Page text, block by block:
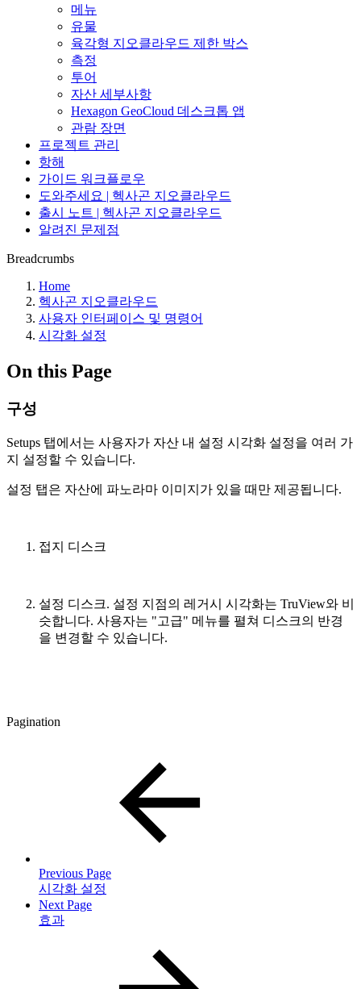
메뉴
유물
육각형 지오클라우드 제한 박스
측정
투어
자산 세부사항
Hexagon GeoCloud 데스크톱 앱
관람 장면
프로젝트 관리
항해
가이드 워크플로우
도와주세요 | 헥사곤 지오클라우드
출시 노트 | 헥사곤 지오클라우드
알려진 문제점
Breadcrumbs
Home
헥사곤 지오클라우드
사용자 인터페이스 및 명령어
시각화 설정
On this Page
구성
Setups 탭에서는 사용자가 자산 내 설정 시각화 설정을 여러 가
지 설정할 수 있습니다.
설정 탭은 자산에 파노라마 이미지가 있을 때만 제공됩니다.
접지 디스크
설정 디스크. 설정 지점의 레거시 시각화는 TruView와 비
슷합니다. 사용자는 "고급" 메뉴를 펼쳐 디스크의 반경
을 변경할 수 있습니다.
Pagination
Previous Page
시각화 설정
Next Page
효과